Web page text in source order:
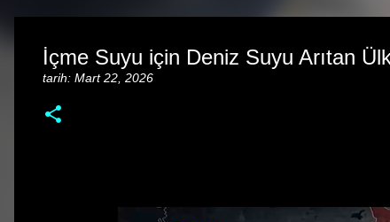
İçme Suyu için Deniz Suyu Arıtan
tarih: Mart 22, 2026